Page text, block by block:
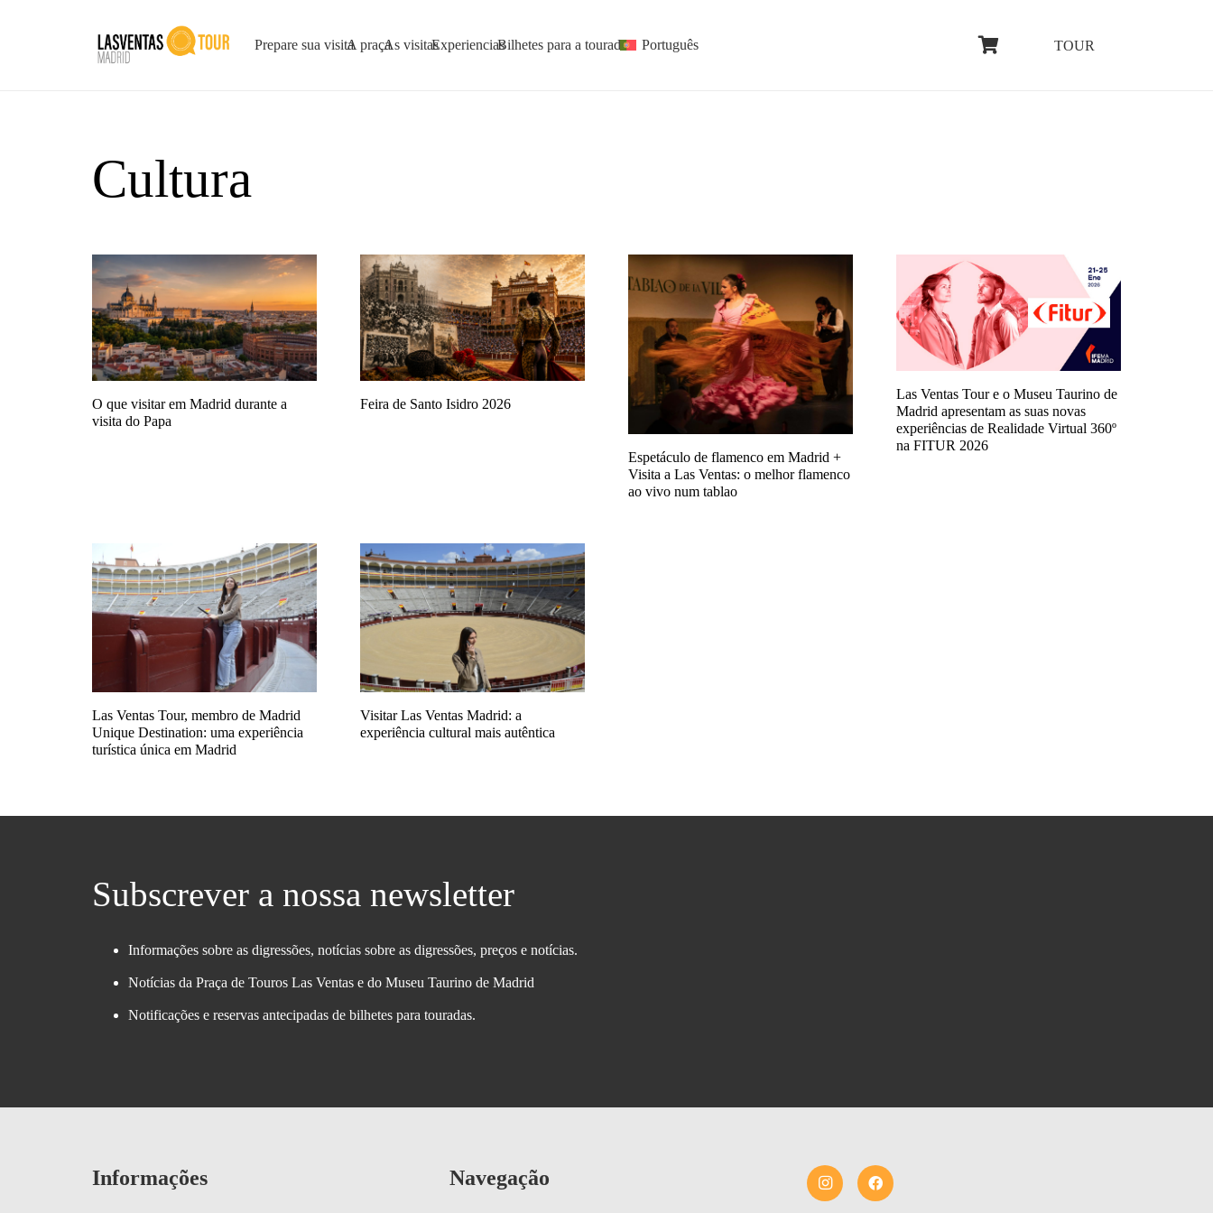
Prepare sua visitaA praçaAs visitasExperienciasBilhetes para a tourada Português TOUR
Cultura
O que visitar em Madrid durante a
visita do Papa
Feira de Santo Isidro 2026
Espetáculo de flamenco em Madrid +
Visita a Las Ventas: o melhor flamenco
ao vivo num tablao
Las Ventas Tour e o Museu Taurino de
Madrid apresentam as suas novas
experiências de Realidade Virtual 360º
na FITUR 2026
Las Ventas Tour, membro de Madrid
Unique Destination: uma experiência
turística única em Madrid
Visitar Las Ventas Madrid: a
experiência cultural mais autêntica
Subscrever a nossa newsletter
Informações sobre as digressões, notícias sobre as digressões, preços e notícias.
Notícias da Praça de Touros Las Ventas e do Museu Taurino de Madrid
Notificações e reservas antecipadas de bilhetes para touradas.
Informações Navegação